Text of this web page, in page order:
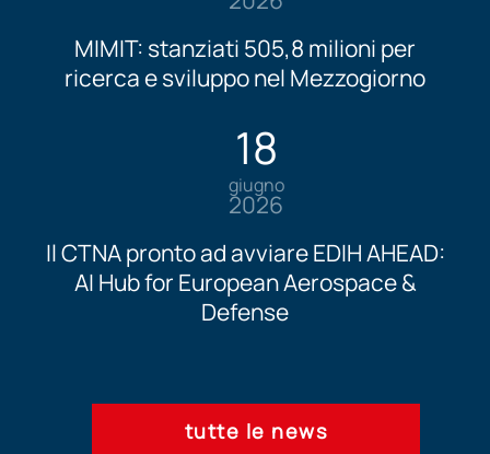
MIMIT: stanziati 505,8 milioni per
ricerca e sviluppo nel Mezzogiorno
18
giugno
2026
Il CTNA pronto ad avviare EDIH AHEAD:
AI Hub for European Aerospace &
Defense
tutte le news